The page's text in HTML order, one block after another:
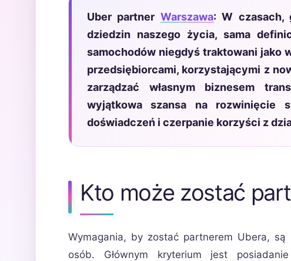
Uber partner Warszawa: W czasach,
dziedzin naszego życia, sama
samochodów niegdyś traktowani jako
przedsiębiorcami, korzystającymi z
zarządzać własnym biznesem
wyjątkowa szansa na rozwinięcie
doświadczeń i czerpanie korzyści z
Kto może zostać
Wymagania, by zostać partnerem Ubera,
osób. Głównym kryterium jest